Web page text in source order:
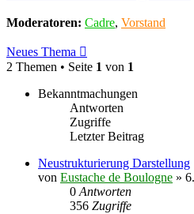
Moderatoren: Cadre, Vorstand
Neues Thema
2 Themen • Seite 1 von 1
Bekanntmachungen
Antworten
Zugriffe
Letzter Beitrag
Neustrukturierung Darstellung
von Eustache de Boulogne »
0 Antworten
356 Zugriffe